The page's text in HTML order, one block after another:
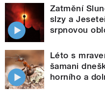
Zatmění
slzy a
srpnovou
Léto s
šamani
horního a